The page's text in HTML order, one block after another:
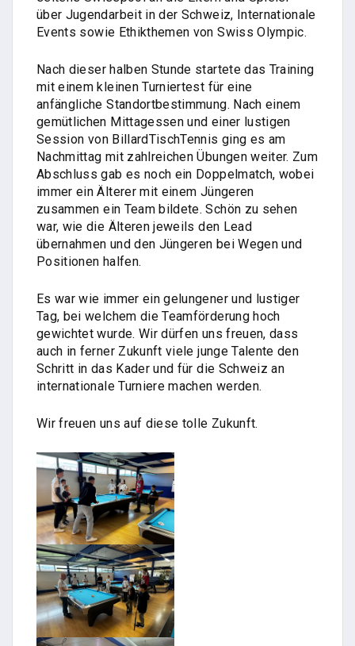
über Jugendarbeit in der Schweiz, Internationale
Events sowie Ethikthemen von Swiss Olympic.
Nach dieser halben Stunde startete das Training
mit einem kleinen Turniertest für eine
anfängliche Standortbestimmung. Nach einem
gemütlichen Mittagessen und einer lustigen
Session von BillardTischTennis ging es am
Nachmittag mit zahlreichen Übungen weiter. Zum
Abschluss gab es noch ein Doppelmatch, wobei
immer ein Älterer mit einem Jüngeren
zusammen ein Team bildete. Schön zu sehen
war, wie die Älteren jeweils den Lead
übernahmen und den Jüngeren bei Wegen und
Positionen halfen.
Es war wie immer ein gelungener und lustiger
Tag, bei welchem die Teamförderung hoch
gewichtet wurde. Wir dürfen uns freuen, dass
auch in ferner Zukunft viele junge Talente den
Schritt in das Kader und für die Schweiz an
internationale Turniere machen werden.
Wir freuen uns auf diese tolle Zukunft.